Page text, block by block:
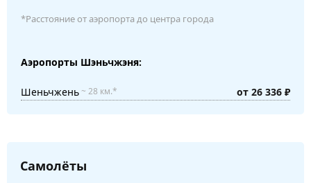
*Расстояние от аэропорта до центра города
Аэропорты Шэньчжэня:
Шеньчжень~ 28 км.* от 26 336 ₽
Самолёты